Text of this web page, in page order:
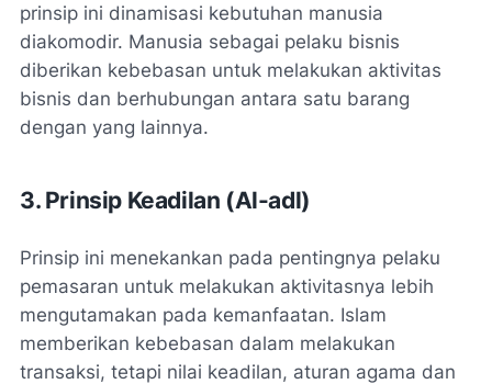
prinsip ini dinamisasi kebutuhan manusia
diakomodir. Manusia sebagai pelaku bisnis
diberikan kebebasan untuk melakukan aktivitas
bisnis dan berhubungan antara satu barang
dengan yang lainnya.
3. Prinsip Keadilan (Al-adl)
Prinsip ini menekankan pada pentingnya pelaku
pemasaran untuk melakukan aktivitasnya lebih
mengutamakan pada kemanfaatan. Islam
memberikan kebebasan dalam melakukan
transaksi, tetapi nilai keadilan, aturan agama dan